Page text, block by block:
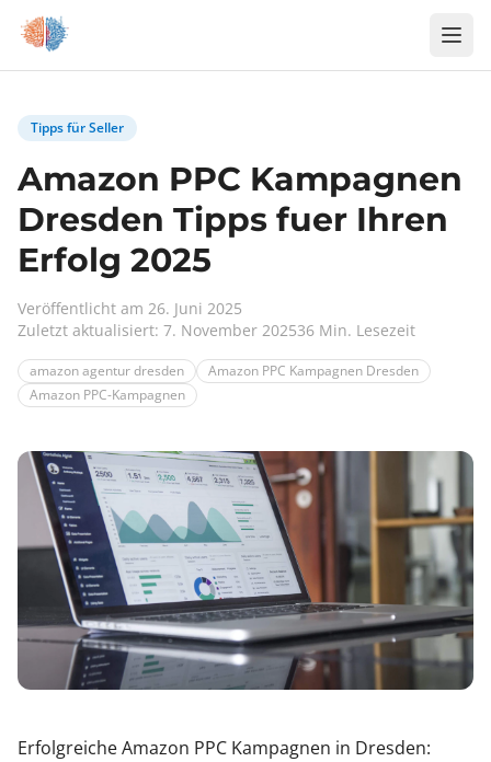
Zum Inhalt springen
Tipps für Seller
Amazon PPC Kampagnen
Dresden Tipps fuer Ihren
Erfolg 2025
Veröffentlicht am 26. Juni 2025
Zuletzt aktualisiert: 7. November 202536 Min. Lesezeit
amazon agentur dresden
Amazon PPC Kampagnen Dresden
Amazon PPC-Kampagnen
Erfolgreiche Amazon PPC Kampagnen in Dresden: